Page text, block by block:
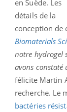
en Suède. Les
détails de la
conception de
Biomaterials
notre hydrogel
avons constaté
félicite Martin
recherche. Le
bactéries